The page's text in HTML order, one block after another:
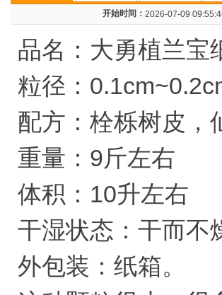
开始时间： 2026-07-09
品名：大勇植兰宝
粒径：
配方：栓栎树皮，
重量：9斤左右
体积：10升左右
干湿状态：干而不
外包装：纸箱。